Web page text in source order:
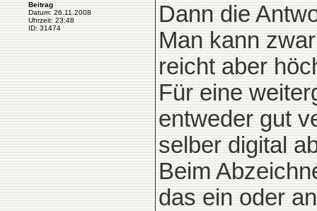
Beitrag
Datum: 26.11.2008
Uhrzeit: 23:48
ID: 31474
Dann die
Man kann
reicht aber
Für eine
entweder gut
selber digital
Beim
das ein oder